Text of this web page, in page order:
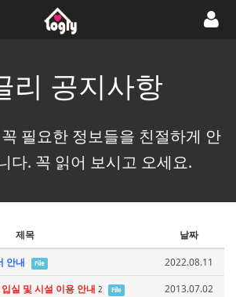
리 공지사항
필요한 정보들을 친절하게 안
다. 꼭 읽어 보시고 오세요.
제목 날짜
안내 File
2022.08.11
실 및 시설 이용 안내 2 File 2013.07.02